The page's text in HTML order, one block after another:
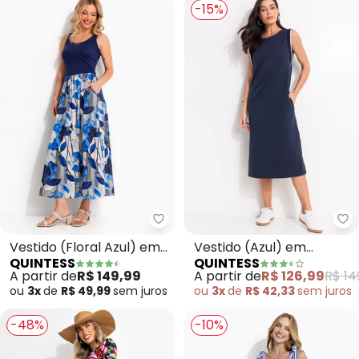
Quintess - Vestido (Floral Azul)
Vestido (Floral Azul) em
Malha Fria
QUINTESS
A partir deR$ 149,99
ou 3xde R$ 49,99sem juros
-15%
Vestido (Azul) em
Moletom
QUINTESS
A partir deR$ 126,99R$
ou 3xde R$ 42,33sem juros
-48% -10%